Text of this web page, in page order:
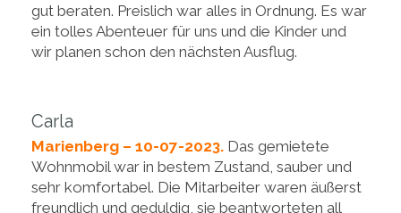
gut beraten. Preislich war alles in Ordnung. Es war
ein tolles Abenteuer für uns und die Kinder und
wir planen schon den nächsten Ausflug.
Carla
Marienberg – 10-07-2023. Das gemietete
Wohnmobil war in bestem Zustand, sauber und
sehr komfortabel. Die Mitarbeiter waren äußerst
freundlich und geduldig, sie beantworteten all